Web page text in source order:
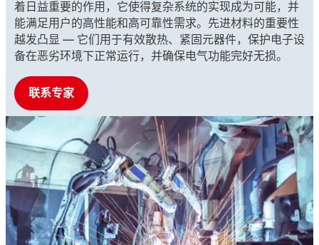
着日益重要的作用，它使得复杂系统的实现成为可能，并
能满足用户的高性能和高可靠性需求。先进材料的重要性
越发凸显 — 它们用于有效散热、紧固元器件，保护电子设
备在恶劣环境下正常运行，并确保电气功能完好无损。
联系专家